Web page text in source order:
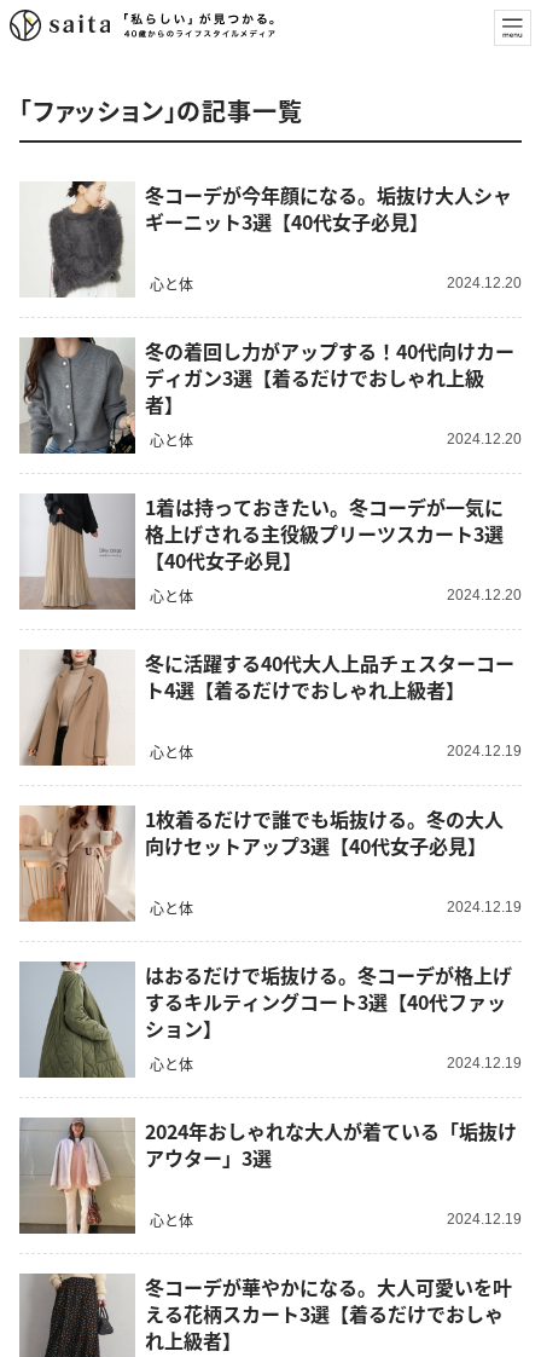
「ファッション」の記事一覧
冬コーデが今年顔になる。垢抜け大人シャ
ギーニット3選【40代女子必見】
心と体 2024.12.20
冬の着回し力がアップする！40代向けカー
ディガン3選【着るだけでおしゃれ上級
者】
心と体 2024.12.20
1着は持っておきたい。冬コーデが一気に
格上げされる主役級プリーツスカート3選
【40代女子必見】
心と体 2024.12.20
冬に活躍する40代大人上品チェスターコー
ト4選【着るだけでおしゃれ上級者】
心と体 2024.12.19
1枚着るだけで誰でも垢抜ける。冬の大人
向けセットアップ3選【40代女子必見】
心と体 2024.12.19
はおるだけで垢抜ける。冬コーデが格上げ
するキルティングコート3選【40代ファッ
ション】
心と体 2024.12.19
2024年おしゃれな大人が着ている「垢抜け
アウター」3選
心と体 2024.12.19
冬コーデが華やかになる。大人可愛いを叶
える花柄スカート3選【着るだけでおしゃ
れ上級者】